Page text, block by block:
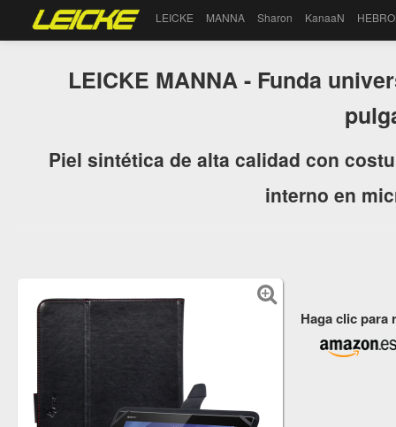
LEICKE MANNA Sharon KanaaN
LEICKE MANNA - Funda
Piel sintética de alta calidad con
interno en
Haga clic para